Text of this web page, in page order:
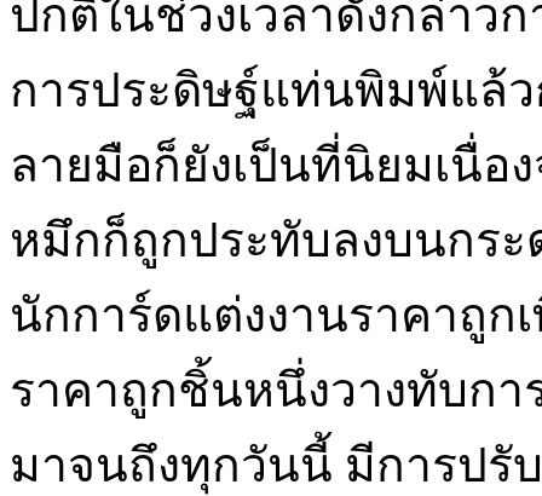
ปกติในช่วงเวลาดังกล่าว
การประดิษฐ์แท่นพิมพ์แล้
ลายมือก็ยังเป็นที่นิยมเนื่อ
หมึกก็ถูกประทับลงบนกระ
นักการ์ดแต่งงานราคาถู
ราคาถูกชิ้นหนึ่งวางทับกา
มาจนถึงทุกวันนี้ มีการปรั